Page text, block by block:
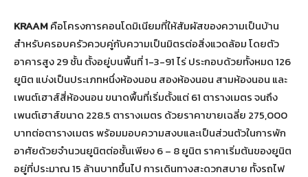
KRAAMคือโครงการคอนโดมิเนียมที่ให้สัมผัสของความเป็นบ้าน
สำหรับครอบครัวควบคู่กับความเป็นมิตรต่อสิ่งแวดล้อม โดยตัว
อาคารสูง 29 ชั้น ตั้งอยู่บนพื้นที่ 1-3-91 ไร่ ประกอบด้วยทั้งหมด 126
ยูนิต แบ่งเป็นประเภทหนึ่งห้องนอน สองห้องนอน สามห้องนอน และ
เพนต์เฮาส์สี่ห้องนอน ขนาดพื้นที่เริ่มตั้งแต่ 61 ตารางเมตร จนถึง
เพนต์เฮาส์ขนาด 228.5 ตารางเมตร ด้วยราคาขายเฉลี่ย 275,000
บาทต่อตารางเมตร พร้อมมอบความสงบและเป็นส่วนตัวในการพัก
อาศัยด้วยจำนวนยูนิตต่อชั้นเพียง 6 – 8 ยูนิต ราคาเริ่มต้นของยูนิต
อยู่ที่ประมาณ 15 ล้านบาทขึ้นไป การเดินทางสะดวกสบาย ทั้งรถไฟ